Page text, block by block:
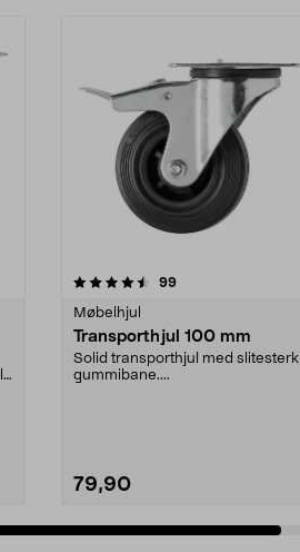
99anmeldelser
Møbelhjul
Transporthjul 100 mm
Solid transporthjul med slitesterk
gummibane....
79,90
4.5 av 5 stjerner